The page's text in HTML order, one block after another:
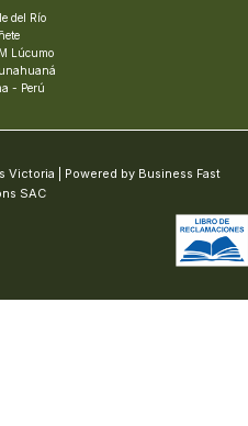
del Río
Lúcumo
- Perú
| Powered by Business Fast
SAC